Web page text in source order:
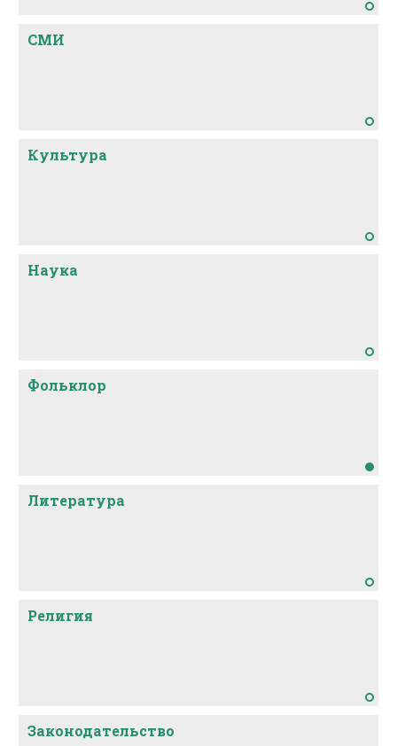
СМИ
Культура
Наука
Фольклор
Литература
Религия
Законодательство